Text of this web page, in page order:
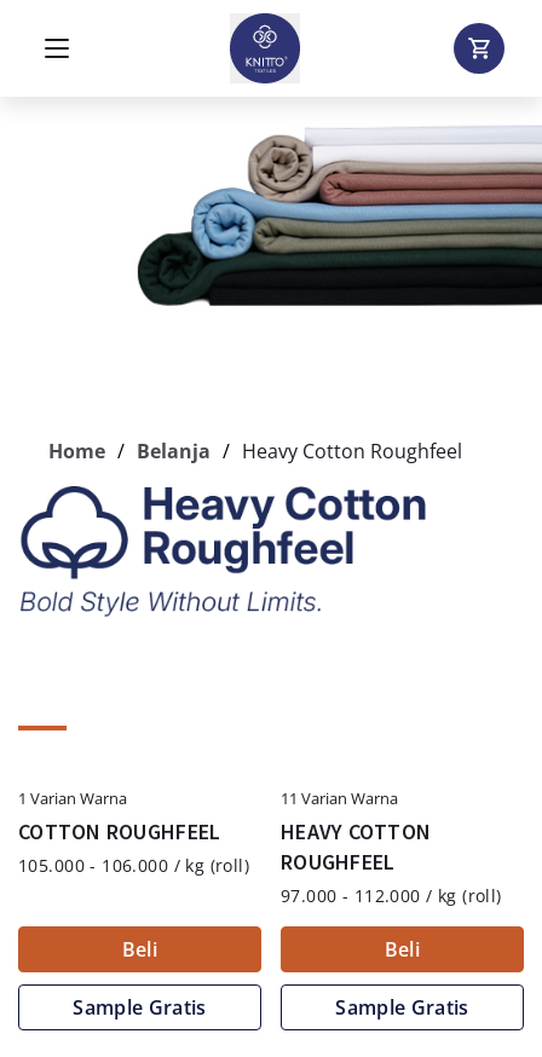
Home Belanja Heavy Cotton Roughfeel
1 Varian Warna
COTTON ROUGHFEEL
105.000 - 106.000 / kg (roll)
Beli
Sample Gratis
11 Varian Warna
HEAVY COTTON
ROUGHFEEL
97.000 - 112.000 / kg (roll)
Beli
Sample Gratis